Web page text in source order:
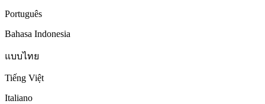
Português
Bahasa Indonesia
แบบไทย
Tiếng Việt
Italiano